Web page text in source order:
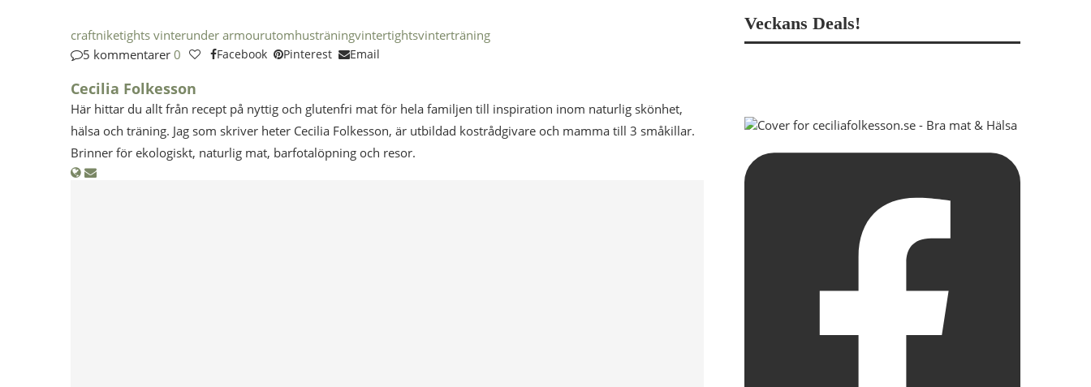
craftniketights vinterunder armourutomhusträningvintertightsvinterträning
5 kommentarer 0 Facebook Pinterest Email
Cecilia Folkesson
Här hittar du allt från recept på nyttig och glutenfri mat för hela familjen till inspiration inom naturlig skönhet,
hälsa och träning. Jag som skriver heter Cecilia Folkesson, är utbildad kostrådgivare och mamma till 3 småkillar.
Brinner för ekologiskt, naturlig mat, barfotalöpning och resor.
Veckans Deals!